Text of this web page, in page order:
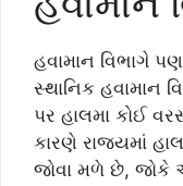
હવામાન વિભાગે
સ્થાનિક હવામાન
પર હાલમા કોઈ
કારણે રાજ્યમાં
જોવા મળે છે, જોકે